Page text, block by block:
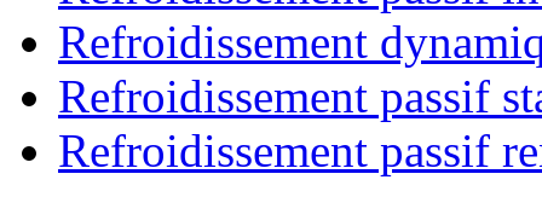
Refroidissement
Refroidissement passif
Refroidissement passif